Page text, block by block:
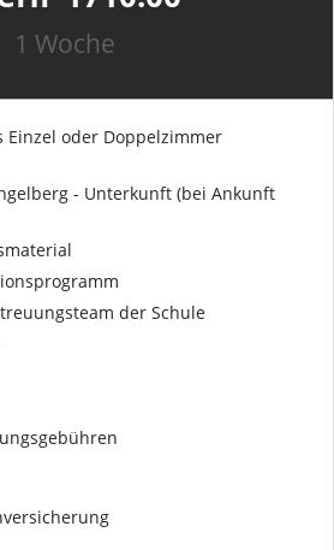
1 Woche
Einzel oder Doppelzimmer
- Unterkunft (bei Ankunft
der Schule